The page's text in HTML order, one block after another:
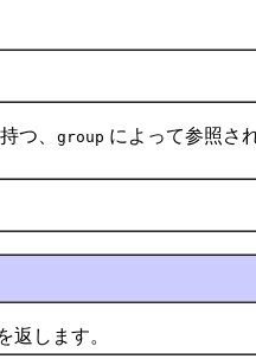
つ、 group によって参照さ
します。